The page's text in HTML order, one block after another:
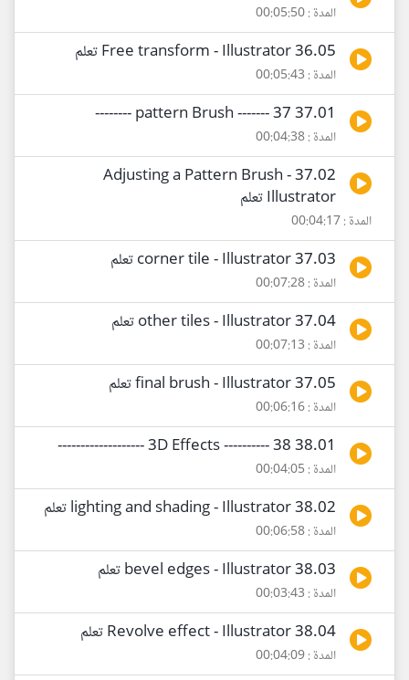
المدة : 00:05:50
36.05 Free transform - Illustrator تعلم
المدة : 00:05:43
37.01 pattern Brush ------- 37 --------
المدة : 00:04:38
37.02 Adjusting a Pattern Brush -
Illustrator تعلم
المدة : 00:04:17
37.03 corner tile - Illustrator تعلم
المدة : 00:07:28
37.04 other tiles - Illustrator تعلم
المدة : 00:07:13
37.05 final brush - Illustrator تعلم
المدة : 00:06:16
38.01 3D Effects ---------- 38 -------------------
المدة : 00:04:05
38.02 lighting and shading - Illustrator تعلم
المدة : 00:06:58
38.03 bevel edges - Illustrator تعلم
المدة : 00:03:43
38.04 Revolve effect - Illustrator تعلم
المدة : 00:04:09